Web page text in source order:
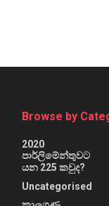
Browse by
2020
පාර්ලිමේන්තුවට
යන 225 කවුද?
Uncategorised